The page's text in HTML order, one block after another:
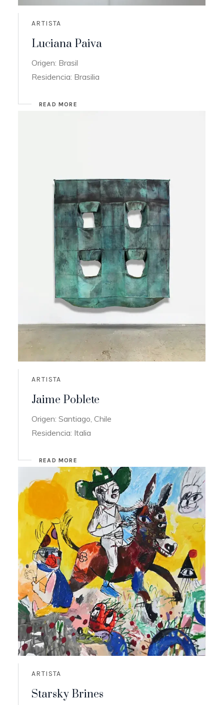
ARTISTA
Luciana Paiva
Origen: Brasil
Residencia: Brasilia
READ MORE
ARTISTA
Jaime Poblete
Origen: Santiago, Chile
Residencia: Italia
READ MORE
ARTISTA
Starsky Brines